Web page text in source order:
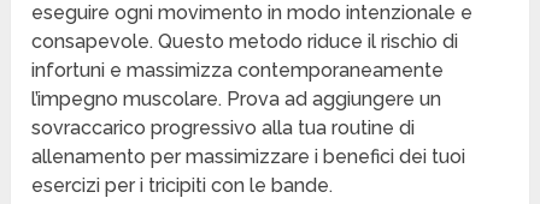
eseguire ogni movimento in modo intenzionale e
consapevole. Questo metodo riduce il rischio di
infortuni e massimizza contemporaneamente
l’impegno muscolare. Prova ad aggiungere un
sovraccarico progressivo alla tua routine di
allenamento per massimizzare i benefici dei tuoi
esercizi per i tricipiti con le bande.